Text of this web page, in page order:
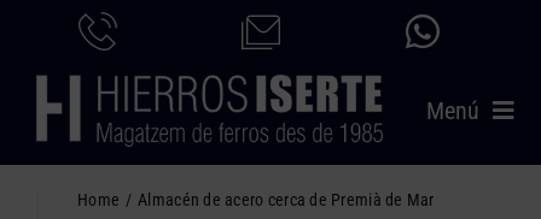
contenido
Menú
Home Almacén de acero cerca de Premià de Mar